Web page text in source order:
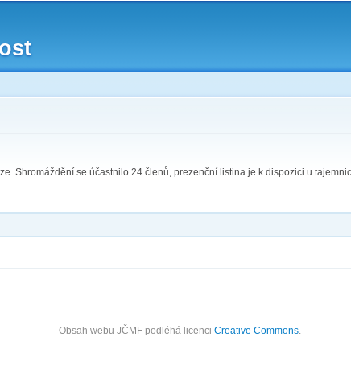
Shromáždění se účastnilo 24 členů, prezenční listina je k dispozici u
Obsah webu JČMFpodléhá licenci Creative Commons.